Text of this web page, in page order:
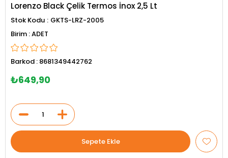
Lorenzo Black Çelik Termos İnox 2,5 Lt
Stok Kodu
GKTS-LRZ-2005
ADET
Barkod : 8681349442762
₺649,90